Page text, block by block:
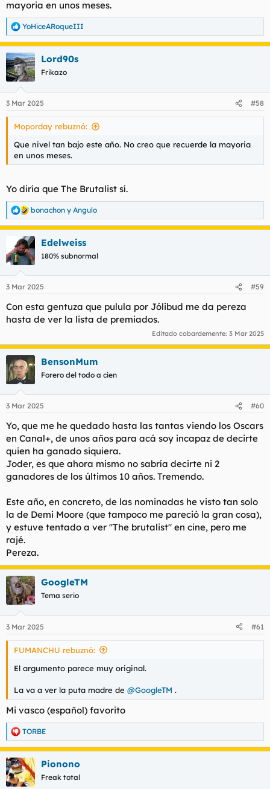
mayoria en unos meses.
R
e
a
c
c
i
e
s
YoHiceARoqueIII
Lord90s
Frikazo
3 Mar 2025 #58
Moporday rebuznó:
Que nivel tan bajo este año. No creo que recuerde la mayoria
en unos meses.
Yo diría que The Brutalist sí.
R
e
a
c
i
e
:
bonachon y Angulo
Edelweiss
180% subnormal
3 Mar 2025 #59
Con esta gentuza que pulula por Jólibud me da pereza
hasta de ver la lista de premiados.
Editado cobardemente: 3 Mar 2025
BensonMum
Forero del todo a cien
3 Mar 2025 #60
Yo, que me he quedado hasta las tantas viendo los Oscars
en Canal+, de unos años para acá soy incapaz de decirte
quien ha ganado siquiera.
Joder, es que ahora mismo no sabría decirte ni 2
ganadores de los últimos 10 años. Tremendo.
Este año, en concreto, de las nominadas he visto tan solo
la de Demi Moore (que tampoco me pareció la gran cosa),
y estuve tentado a ver "The brutalist" en cine, pero me
rajé.
Pereza.
GoogleTM
Tema serio
3 Mar 2025 #61
FUMANCHU rebuznó:
El argumento parece muy original.
La va a ver la puta madre de @GoogleTM .
Mi vasco (español) favorito
R
e
a
c
c
i
TORBE
Pionono
Freak total